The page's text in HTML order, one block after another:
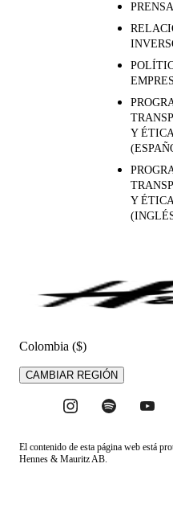
PRENSA
Y ÉTICA
Y ÉTICA
Colombia ($)
CAMBIAR REGIÓN
El contenido de esta página web está
Hennes & Mauritz AB.